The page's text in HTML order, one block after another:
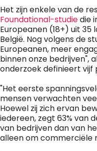
Het zijn enkele van de
Foundational-studiedie
Europeanen (18+) uit
België. Nog volgens de
Europeanen, meer
binnen onze bedrijven",
onderzoek definieert vijf
"Het eerste
mensen verwachten
Hoewel zij zich ervan
iedereen, zegt 63% van
van bedrijven dan van
alleen om commerciële